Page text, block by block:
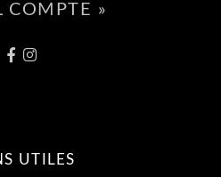
COMPTE »
UTILES